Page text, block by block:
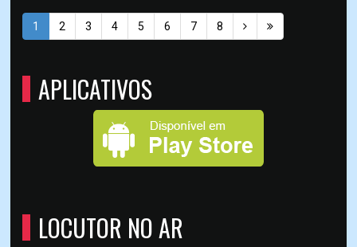
1 2 3 4 5 6 7 8
APLICATIVOS
LOCUTOR NO AR